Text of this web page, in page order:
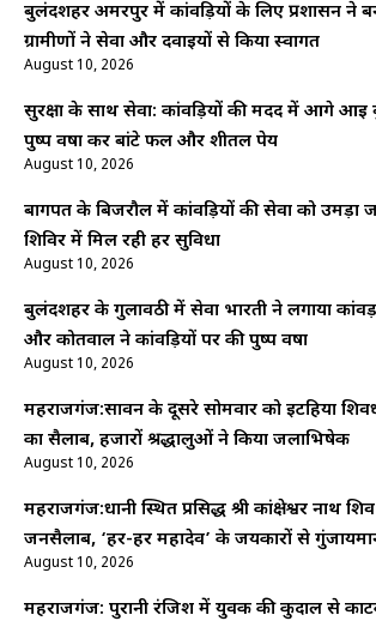
बुलंदशहर अमरपुर में कांवड़ियों के लिए प्रशासन ने
ग्रामीणों ने सेवा और दवाइयों से किया स्वागत
August 10, 2026
सुरक्षा के साथ सेवा: कांवड़ियों की मदद में आगे
पुष्प वर्षा कर बांटे फल और शीतल पेय
August 10, 2026
बागपत के बिजरौल में कांवड़ियों की सेवा को उमड़ा
शिविर में मिल रही हर सुविधा
August 10, 2026
बुलंदशहर के गुलावठी में सेवा भारती ने लगाया
और कोतवाल ने कांवड़ियों पर की पुष्प वर्षा
August 10, 2026
महराजगंज:सावन के दूसरे सोमवार को इटहिया
का सैलाब, हजारों श्रद्धालुओं ने किया जलाभिषेक
August 10, 2026
महराजगंज:धानी स्थित प्रसिद्ध श्री कांक्षेश्वर नाथ
जनसैलाब, ‘हर-हर महादेव’ के जयकारों से
August 10, 2026
महराजगंज: पुरानी रंजिश में युवक की कुदाल से